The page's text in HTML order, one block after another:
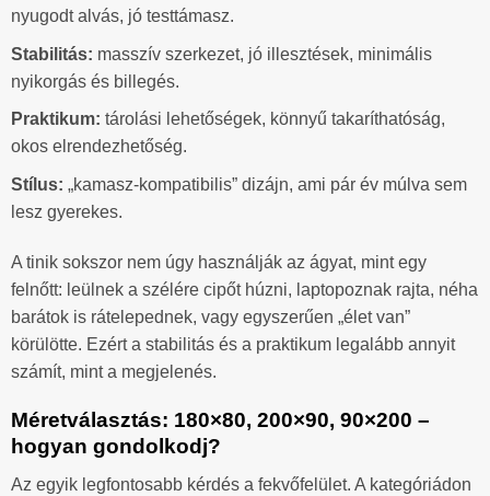
nyugodt alvás, jó testtámasz.
Stabilitás: masszív szerkezet, jó illesztések, minimális
nyikorgás és billegés.
Praktikum: tárolási lehetőségek, könnyű takaríthatóság,
okos elrendezhetőség.
Stílus: „kamasz-kompatibilis” dizájn, ami pár év múlva sem
lesz gyerekes.
A tinik sokszor nem úgy használják az ágyat, mint egy
felnőtt: leülnek a szélére cipőt húzni, laptopoznak rajta, néha
barátok is rátelepednek, vagy egyszerűen „élet van”
körülötte. Ezért a stabilitás és a praktikum legalább annyit
számít, mint a megjelenés.
Méretválasztás: 180×80, 200×90, 90×200 –
hogyan gondolkodj?
Az egyik legfontosabb kérdés a fekvőfelület. A kategóriádon